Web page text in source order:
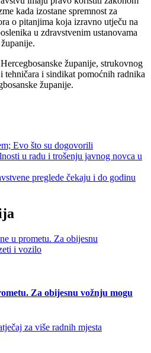
kada izostane spremnost za
o pitanjima koja izravno utječu na
u zdravstvenim ustanovama
županije, strukovnog
tehničara i sindikat pomoćnih radnika
županije.
Evo što su dogovorili
u radu i trošenju javnog novca u
preglede čekaju i do godinu
Za obijesnu vožnju mogu